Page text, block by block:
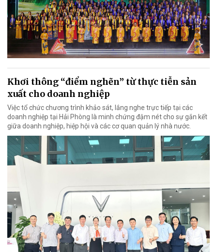
Khơi thông “điểm nghẽn” từ thực tiễn sản
xuất cho doanh nghiệp
Việc tổ chức chương trình khảo sát, lắng nghe trực tiếp tại các
doanh nghiệp tại Hải Phòng là minh chứng đậm nét cho sự gắn kết
giữa doanh nghiệp, hiệp hội và các cơ quan quản lý nhà nước.